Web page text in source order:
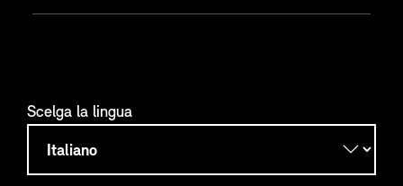
Scelga la lingua